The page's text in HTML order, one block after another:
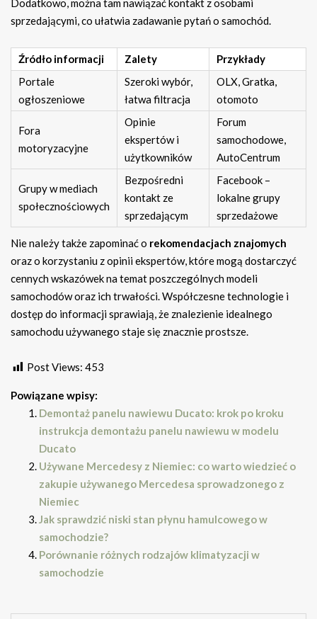
Dodatkowo, można tam nawiązać kontakt z osobami
sprzedającymi, co ułatwia zadawanie pytań o samochód.
Źródło informacji Zalety
Przykłady
Portale
ogłoszeniowe
Szeroki wybór,
łatwa filtracja
OLX, Gratka,
otomoto
Fora
motoryzacyjne
Opinie
ekspertów i
użytkowników
Forum
samochodowe,
AutoCentrum
Grupy w mediach
społecznościowych
Bezpośredni
kontakt ze
sprzedającym
Facebook –
lokalne grupy
sprzedażowe
Nie należy także zapominać o rekomendacjach znajomych
oraz o korzystaniu z opinii ekspertów, które mogą dostarczyć
cennych wskazówek na temat poszczególnych modeli
samochodów oraz ich trwałości. Współczesne technologie i
dostęp do informacji sprawiają, że znalezienie idealnego
samochodu używanego staje się znacznie prostsze.
Post Views: 453
Powiązane wpisy:
Demontaż panelu nawiewu Ducato: krok po kroku
instrukcja demontażu panelu nawiewu w modelu
Ducato
Używane Mercedesy z Niemiec: co warto wiedzieć o
zakupie używanego Mercedesa sprowadzonego z
Niemiec
Jak sprawdzić niski stan płynu hamulcowego w
samochodzie?
Porównanie różnych rodzajów klimatyzacji w
samochodzie